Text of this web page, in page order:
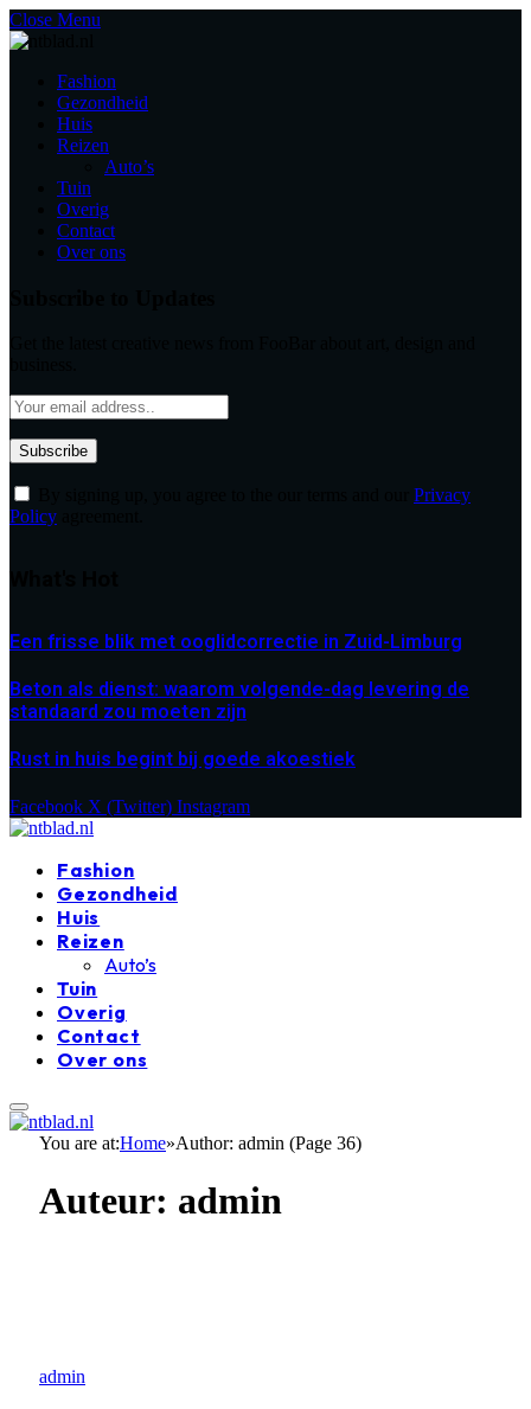
Close Menu
Fashion
Gezondheid
Huis
Reizen
Auto’s
Tuin
Overig
Contact
Over ons
Privacy
Policy
Een frisse blik met ooglidcorrectie in Zuid-Limburg
Beton als dienst: waarom volgende-dag levering de
standaard zou moeten zijn
Rust in huis begint bij goede akoestiek
Facebook X (Twitter) Instagram
Fashion
Gezondheid
Huis
Reizen
Auto’s
Tuin
Overig
Contact
Over ons
You are at:Home»Author: admin (Page 36)
Auteur: admin
admin